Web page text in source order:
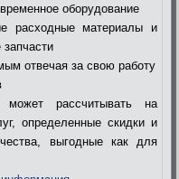
оборудование
расходные материалы и
отвечая за свою работу
рассчитывать на
определенные скидки и
выгодные как для